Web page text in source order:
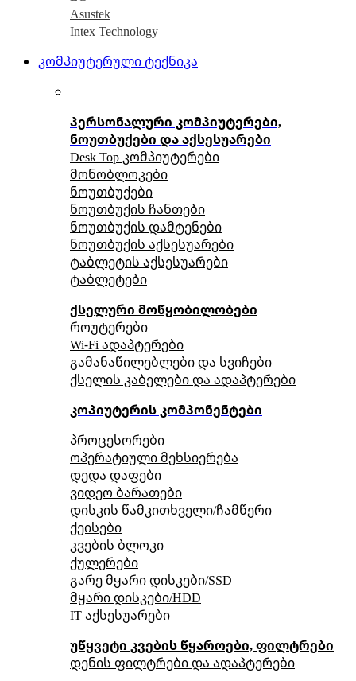
Asustek
Intex Technology
კომპიუტერული ტექნიკა
პერსონალური კომპიუტერები,
ნოუთბუქები და აქსესუარები
Desk Top კომპიუტერები
მონობლოკები
ნოუთბუქები
ნოუთბუქის ჩანთები
ნოუთბუქის დამტენები
ნოუთბუქის აქსესუარები
ტაბლეტის აქსესუარები
ტაბლეტები
ქსელური მოწყობილობები
როუტერები
Wi-Fi ადაპტერები
გამანაწილებლები და სვიჩები
ქსელის კაბელები და ადაპტერები
კოპიუტერის კომპონენტები
პროცესორები
ოპერატიული მეხსიერება
დედა დაფები
ვიდეო ბარათები
დისკის წამკითხველი/ჩამწერი
ქეისები
კვების ბლოკი
ქულერები
გარე მყარი დისკები/SSD
მყარი დისკები/HDD
IT აქსესუარები
უწყვეტი კვების წყაროები, ფილტრები
დენის ფილტრები და ადაპტერები